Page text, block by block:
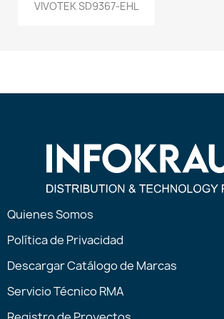
VIVOTEK SD9367-EHL
Quienes Somos
Política de Privacidad
Descargar Catálogo de Marcas
Servicio Técnico RMA